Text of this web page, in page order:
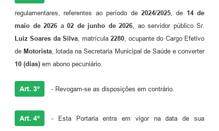
regulamentares, referentes ao período de 2024/2025, de 14 de
maio de 2026 a02 de junho de 2026 , ao servidor público Sr.
Luiz Soares da Silva , matrícula2280 , ocupante do Cargo Efetivo
de Motorista , lotada na Secretaria Municipal de Saúde e converter
10 (dias) em abono pecuniário.
Art. 3º - Revogam-se as disposições em contrário.
Art. 4º - Esta Portaria entra em vigor na data de sua